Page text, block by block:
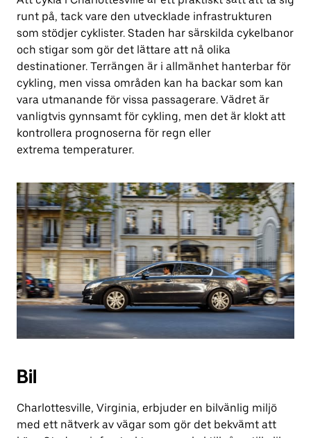
runt på, tack vare den utvecklade infrastrukturen
som stödjer cyklister. Staden har särskilda cykelbanor
och stigar som gör det lättare att nå olika
destinationer. Terrängen är i allmänhet hanterbar för
cykling, men vissa områden kan ha backar som kan
vara utmanande för vissa passagerare. Vädret är
vanligtvis gynnsamt för cykling, men det är klokt att
kontrollera prognoserna för regn eller
extrema temperaturer.
Bil
Charlottesville, Virginia, erbjuder en bilvänlig miljö
med ett nätverk av vägar som gör det bekvämt att